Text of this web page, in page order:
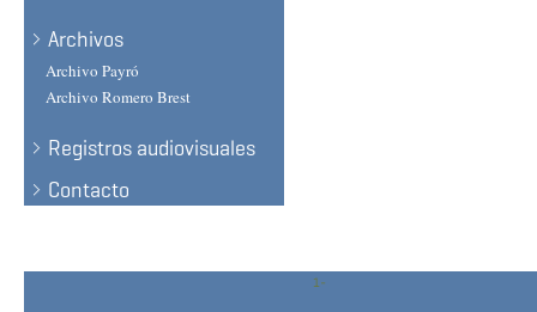
Archivos
Archivo Payró
Archivo Romero Brest
Registros audiovisuales
Contacto